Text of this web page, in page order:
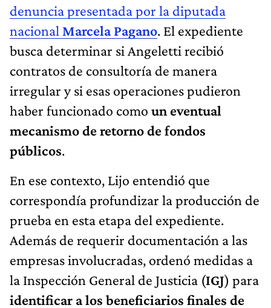
denuncia presentada por la diputada
nacional Marcela Pagano. El expediente
busca determinar si Angeletti recibió
contratos de consultoría de manera
irregular y si esas operaciones pudieron
haber funcionado como un eventual
mecanismo de retorno de fondos
públicos.
En ese contexto, Lijo entendió que
correspondía profundizar la producción de
prueba en esta etapa del expediente.
Además de requerir documentación a las
empresas involucradas, ordenó medidas a
la Inspección General de Justicia (IGJ) para
identificar a los beneficiarios finales de